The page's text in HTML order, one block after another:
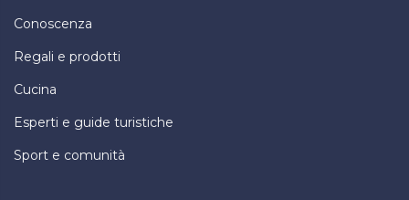
Conoscenza
Regali e prodotti
Cucina
Esperti e guide turistiche
Sport e comunità